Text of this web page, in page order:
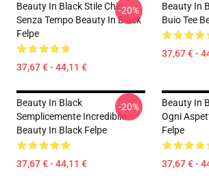
Beauty In Black Stile Chic
Senza Tempo Beauty In Black
Felpe
37,67 € - 44,11 €
-20%
Beauty In
Buio Tee
37,67 € -
Beauty In Black
Semplicemente Incredibile
Beauty In Black Felpe
37,67 € - 44,11 €
-20%
Beauty In
Ogni
Felpe
37,67 € -